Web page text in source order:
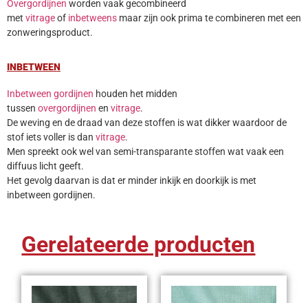
Overgordijnen worden vaak gecombineerd
met vitrageof inbetweens maar zijn ook prima te combineren met een
zonweringsproduct.
INBETWEEN
Inbetween gordijnen houden het midden
tussen overgordijnen en vitrage.
De weving en de draad van deze stoffen is wat dikker waardoor de
stof iets voller is dan vitrage.
Men spreekt ook wel van semi-transparante stoffen wat vaak een
diffuus licht geeft.
Het gevolg daarvan is dat er minder inkijk en doorkijk is met
inbetween gordijnen.
Gerelateerde producten